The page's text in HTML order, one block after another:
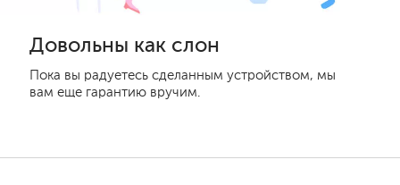
Довольны как слон
Пока вы радуетесь сделанным устройством, мы
вам еще гарантию вручим.